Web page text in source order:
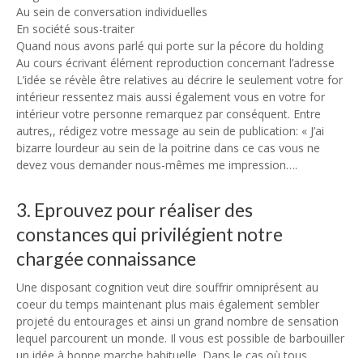
Au sein de conversation individuelles
En société sous-traiter
Quand nous avons parlé qui porte sur la pécore du holding
Au cours écrivant élément reproduction concernant l’adresse
L’idée se révèle être relatives au décrire le seulement votre for
intérieur ressentez mais aussi également vous en votre for
intérieur votre personne remarquez par conséquent. Entre
autres,, rédigez votre message au sein de publication: « J’ai
bizarre lourdeur au sein de la poitrine dans ce cas vous ne
devez vous demander nous-mêmes me impression….
3. Eprouvez pour réaliser des
constances qui privilégient notre
chargée connaissance
Une disposant cognition veut dire souffrir omniprésent au
coeur du temps maintenant plus mais également sembler
projeté du entourages et ainsi un grand nombre de sensation
lequel parcourent un monde. Il vous est possible de barbouiller